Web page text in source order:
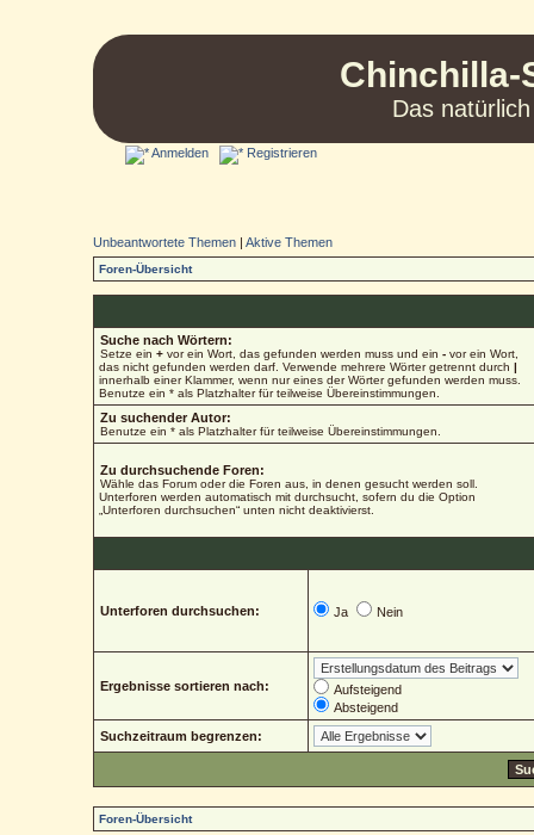
Chinchilla-
Das
Anmelden Registrieren
Unbeantwortete Themen |Aktive Themen
Foren-Übersicht
Suche nach Wörtern:
Setze ein+ vor ein Wort, das gefunden werden muss und ein- vor ein Wort,
das nicht gefunden werden darf. Verwende mehrere Wörter getrennt durch|
innerhalb einer Klammer, wenn nur eines der Wörter gefunden werden muss.
Benutze ein * als Platzhalter für teilweise Übereinstimmungen.
Zu suchender Autor:
Benutze ein * als Platzhalter für teilweise Übereinstimmungen.
Zu durchsuchende Foren:
Wähle das Forum oder die Foren aus, in denen gesucht werden soll.
Unterforen werden automatisch mit durchsucht, sofern du die Option
„Unterforen durchsuchen“ unten nicht deaktivierst.
Unterforen durchsuchen: Ja Nein
Ergebnisse sortieren nach:
Aufsteigend
Absteigend
Suchzeitraum begrenzen:
Foren-Übersicht